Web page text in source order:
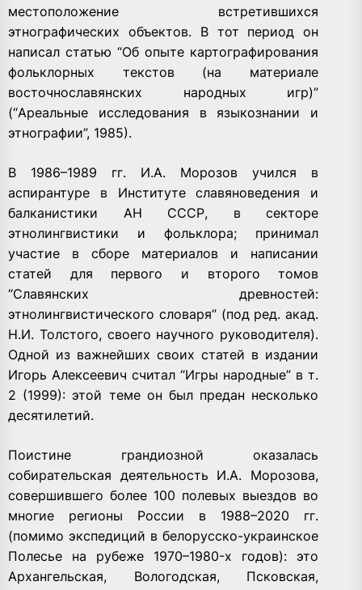
местоположение встретившихся
этнографических объектов. В тот период он
написал статью “Об опыте картографирования
фольклорных текстов (на материале
восточнославянских народных игр)”
(“Ареальные исследования в языкознании и
этнографии”, 1985).
В 1986–1989 гг. И.А. Морозов учился в
аспирантуре в Институте славяноведения и
балканистики АН СССР, в секторе
этнолингвистики и фольклора; принимал
участие в сборе материалов и написании
статей для первого и второго томов
“Славянских древностей:
этнолингвистического словаря” (под ред. акад.
Н.И. Толстого, своего научного руководителя).
Одной из важнейших своих статей в издании
Игорь Алексеевич считал “Игры народные” в т.
2 (1999): этой теме он был предан несколько
десятилетий.
Поистине грандиозной оказалась
собирательская деятельность И.А. Морозова,
совершившего более 100 полевых выездов во
многие регионы России в 1988–2020 гг.
(помимо экспедиций в белорусско-украинское
Полесье на рубеже 1970–1980-х годов): это
Архангельская, Вологодская, Псковская,